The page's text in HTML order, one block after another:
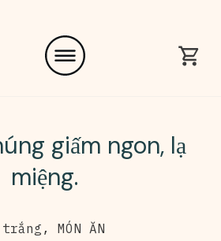
giấm ngon, lạ
miệng.
trắng , MÓN ĂN